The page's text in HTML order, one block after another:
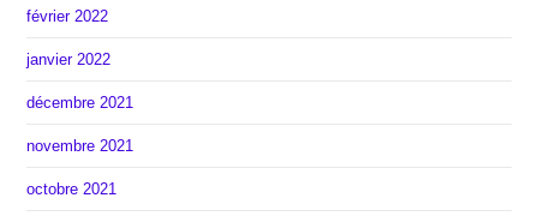
février 2022
janvier 2022
décembre 2021
novembre 2021
octobre 2021